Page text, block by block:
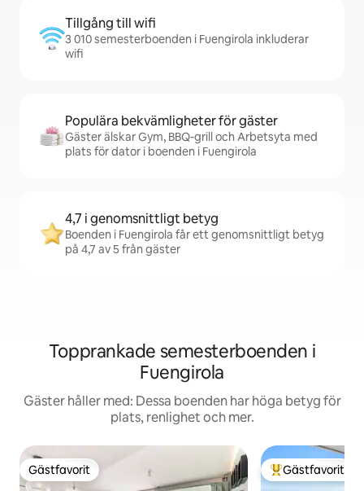
Tillgång till wifi
3 010 semesterboenden i Fuengirola inkluderar
wifi
Populära bekvämligheter för gäster
Gäster älskar Gym, BBQ-grill och Arbetsyta med
plats för dator i boenden i Fuengirola
4,7 i genomsnittligt betyg
Boenden i Fuengirola får ett genomsnittligt betyg
på 4,7 av 5 från gäster
Topprankade semesterboenden i
Fuengirola
Gäster håller med: Dessa boenden har höga betyg för
plats, renlighet och mer.
Gästfavorit
Gästfavorit Populär
Gästfavorit